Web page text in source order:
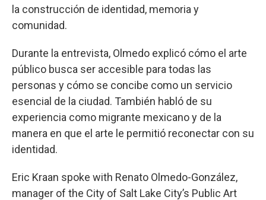
la construcción de identidad, memoria y
comunidad.
Durante la entrevista, Olmedo explicó cómo el arte
público busca ser accesible para todas las
personas y cómo se concibe como un servicio
esencial de la ciudad. También habló de su
experiencia como migrante mexicano y de la
manera en que el arte le permitió reconectar con su
identidad.
Eric Kraan spoke with Renato Olmedo-González,
manager of the City of Salt Lake City’s Public Art